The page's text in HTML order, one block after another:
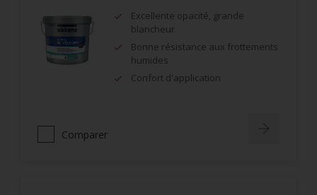
Excellente opacité, grande
blancheur
Bonne résistance aux frottements
humides
Confort d'application
Comparer